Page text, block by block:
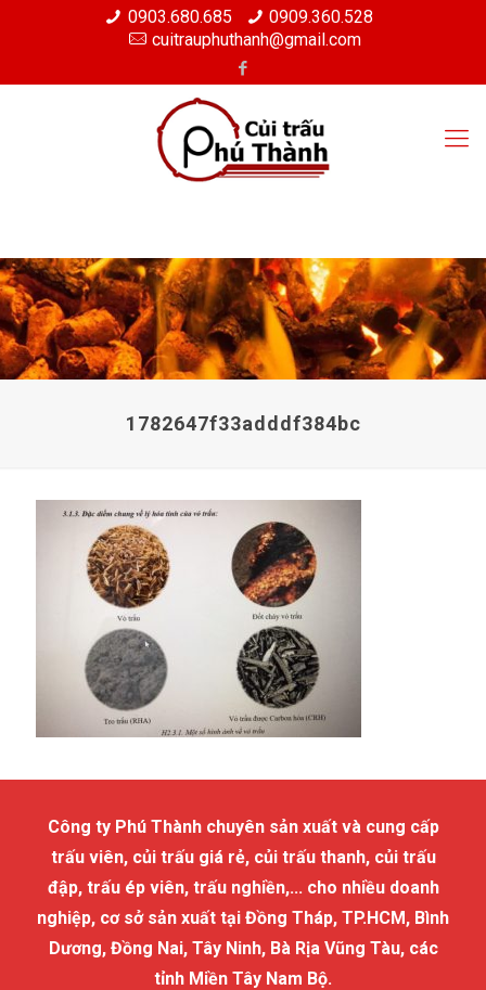
0903.680.685
0909.360.528
cuitrauphuthanh@gmail.com
1782647f33adddf384bc
Công ty Phú Thành chuyên sản xuất và cung cấp
trấu viên, củi trấu giá rẻ, củi trấu thanh, củi trấu
đập, trấu ép viên, trấu nghiền,... cho nhiều doanh
nghiệp, cơ sở sản xuất tại Đồng Tháp, TP.HCM, Bình
Dương, Đồng Nai, Tây Ninh, Bà Rịa Vũng Tàu, các
tỉnh Miền Tây Nam Bộ.